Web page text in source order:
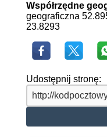
Współrzędne
geograficzna
23.8293
Udostępnij stronę: